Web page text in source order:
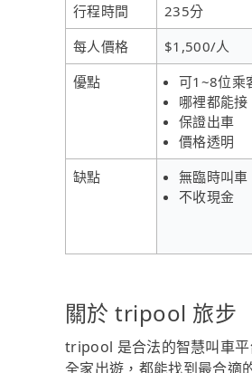
行程時間
235分
每人價格
$1,500/人
優點
可1~8位乘
哪裡都能接
保證出車
價格透明
缺點
無臨時叫車
不收現金
關於 tripool 旅步
tripool 是合法的智慧叫車平
全家出遊，都能找到最合適